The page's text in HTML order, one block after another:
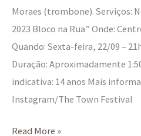
Moraes (trombone). Serviços:
2023 Bloco na Rua” Onde:
Quando: Sexta-feira, 22/09 –
Duração: Aproximadamente
indicativa: 14 anos Mais
Instagram/The Town Festival
Read More »